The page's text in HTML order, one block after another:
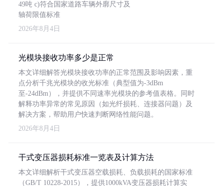
49吨 c)符合国家道路车辆外廓尺寸及
轴荷限值标准
2026年8月4日
光模块接收功率多少是正常
本文详细解答光模块接收功率的正常范围及影响因素，重
点分析千兆光模块的收光标准（典型值为-3dBm
至-24dBm），并提供不同速率光模块的参考值表格。同时
解释功率异常的常见原因（如光纤损耗、连接器问题）及
解决方案，帮助用户快速判断网络性能问题。
2026年8月4日
干式变压器损耗标准一览表及计算方法
本文详细解析干式变压器空载损耗、负载损耗的国家标准
（GB/T 10228-2015），提供1000kVA变压器损耗计算实